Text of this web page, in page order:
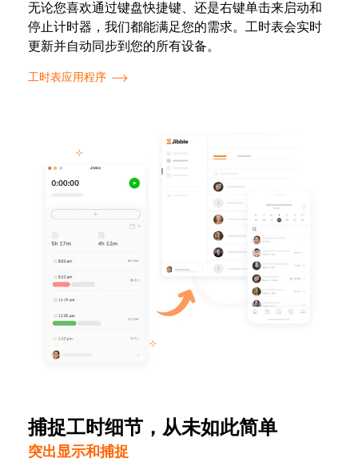
无论您喜欢通过键盘快捷键、还是右键单击来启动和
停止计时器，我们都能满足您的需求。工时表会实时
更新并自动同步到您的所有设备。
工时表应用程序
捕捉工时细节，从未如此简单
突出显示和捕捉